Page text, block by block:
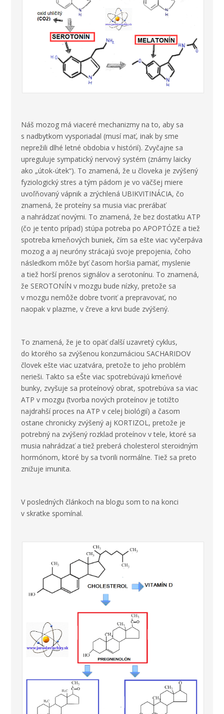
Náš mozog má viaceré mechanizmy na to, aby sa
s nadbytkom vysporiadal (musí mať, inak by sme
neprežili dlhé letné obdobia v histórií). Zvyčajne sa
upreguluje sympatický nervový systém (známy laicky
ako „útok-útek“). To znamená, že u človeka je zvýšený
fyziologický stres a tým pádom je vo väčšej miere
uvoľňovaný vápnik a zrýchlená UBIKVITINÁCIA, čo
znamená, že proteíny sa musia viac prerábať
a nahrádzať novými. To znamená, že bez dostatku ATP
(čo je tento prípad) stúpa potreba po APOPTÓZE a tiež
spotreba kmeňových buniek, čím sa ešte viac vyčerpáva
mozog a aj neuróny strácajú svoje prepojenia, čoho
následkom môže byť časom horšia pamäť, myslenie
a tiež horší prenos signálov a serotonínu. To znamená,
že SEROTONÍN v mozgu bude nízky, pretože sa
v mozgu nemôže dobre tvoriť a prepravovať, no
naopak v plazme, v čreve a krvi bude zvýšený.
To znamená, že je to opäť ďalší uzavretý cyklus,
do ktorého sa zvýšenou konzumáciou SACHARIDOV
človek ešte viac uzatvára, pretože to jeho problém
nerieši. Takto sa eŠte viac spotrebúvajú kmeňové
bunky, zvyšuje sa proteínový obrat, spotrebúva sa viac
ATP v mozgu (tvorba nových proteínov je totižto
najdrahší proces na ATP v celej biológií) a časom
ostane chronicky zvýšený aj KORTIZOL, pretože je
potrebný na zvýšený rozklad proteínov v tele, ktoré sa
musia nahrádzať a tiež preberá cholesterol steroidným
hormónom, ktoré by sa tvorili normálne. Tiež sa preto
znižuje imunita.
V posledných článkoch na blogu som to na konci
v skratke spomínal.